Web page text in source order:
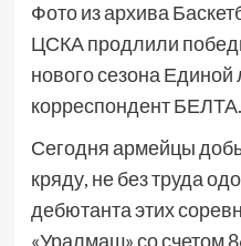
Фото из архива
ЦСКА продлили
нового сезона
корреспондент БЕЛТА.
Сегодня армейцы
кряду, не без труда
дебютанта этих
«Уралмаш» со счетом